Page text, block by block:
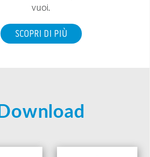
vuoi.
SCOPRI DI PIÙ
Download